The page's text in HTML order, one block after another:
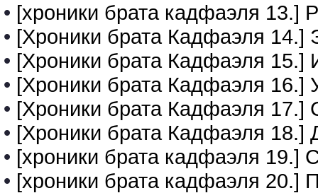
• [хроники брата кадфаэля 13.]
• [Хроники брата Кадфаэля 14.]
• [Хроники брата Кадфаэля 15.]
• [Хроники брата Кадфаэля 16.]
• [Хроники брата Кадфаэля 17.]
• [Хроники брата Кадфаэля 18.]
• [хроники брата кадфаэля 19.]
• [хроники брата кадфаэля 20.]